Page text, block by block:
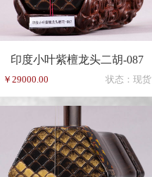
印度小叶紫檀龙头二胡-087
￥29000.00 状态：现货